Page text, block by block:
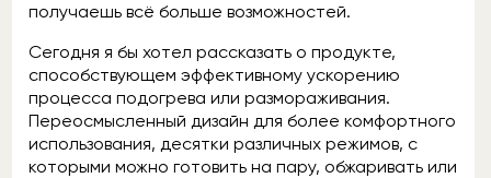
получаешь всё больше возможностей.
Сегодня я бы хотел рассказать о продукте,
способствующем эффективному ускорению
процесса подогрева или размораживания.
Переосмысленный дизайн для более комфортного
использования, десятки различных режимов, с
которыми можно готовить на пару, обжаривать или